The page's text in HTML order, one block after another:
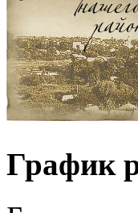
График